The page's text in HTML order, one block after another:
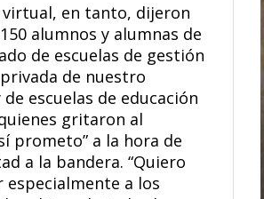
virtual, en tanto, dijeron
alumnos y alumnas de
de escuelas de gestión
de nuestro
escuelas de educación
gritaron al
prometo” a la hora de
a la bandera. “Quiero
especialmente a los